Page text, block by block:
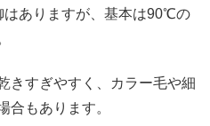
はありますが、基本は90℃の
きすぎやすく、カラー毛や細
合もあります。